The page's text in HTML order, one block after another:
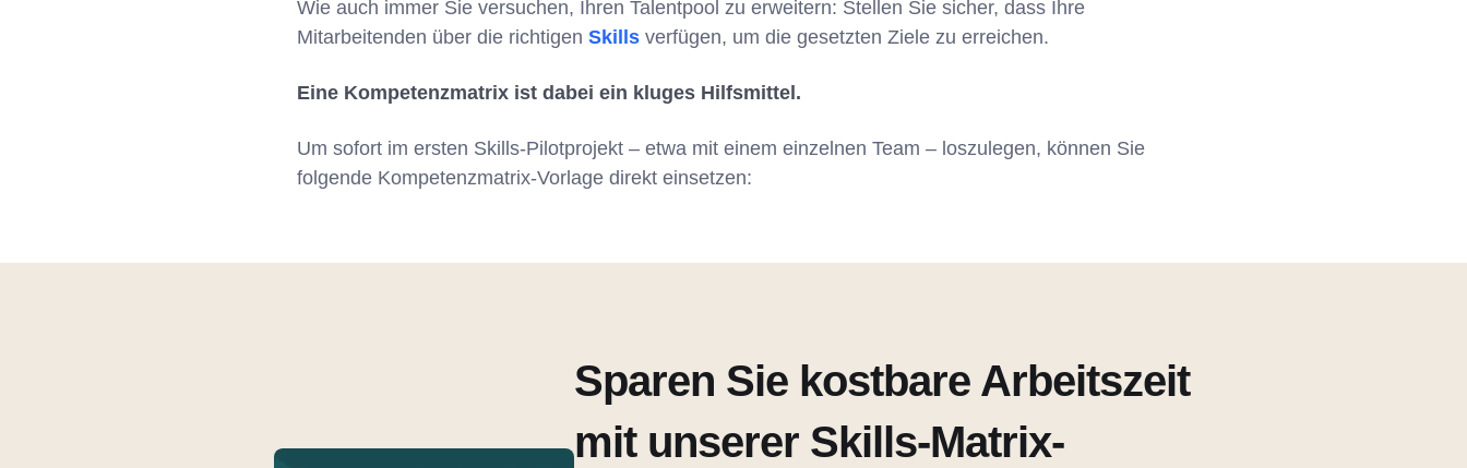
Wie auch immer Sie versuchen, Ihren Talentpool zu erweitern: Stellen Sie sicher, dass Ihre
Mitarbeitenden über die richtigen Skills verfügen, um die gesetzten Ziele zu erreichen.
Eine Kompetenzmatrix ist dabei ein kluges Hilfsmittel.
Um sofort im ersten Skills-Pilotprojekt – etwa mit einem einzelnen Team – loszulegen, können Sie
folgende Kompetenzmatrix-Vorlage direkt einsetzen:
Sparen Sie kostbare Arbeitszeit
mit unserer Skills-Matrix-